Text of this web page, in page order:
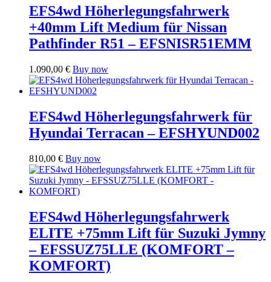
EFS4wd Höherlegungsfahrwerk
+40mm Lift Medium für Nissan
Pathfinder R51 – EFSNISR51EMM
1.090,00 € Buy now
EFS4wd Höherlegungsfahrwerk für
Hyundai Terracan – EFSHYUND002
810,00 € Buy now
EFS4wd Höherlegungsfahrwerk
ELITE +75mm Lift für Suzuki Jymny
– EFSSUZ75LLE (KOMFORT –
KOMFORT)